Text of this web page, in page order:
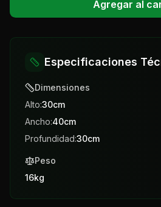
Agregar al
Especificaciones
Dimensiones
Alto:30cm
Ancho:40cm
Profundidad:30cm
Peso
16kg